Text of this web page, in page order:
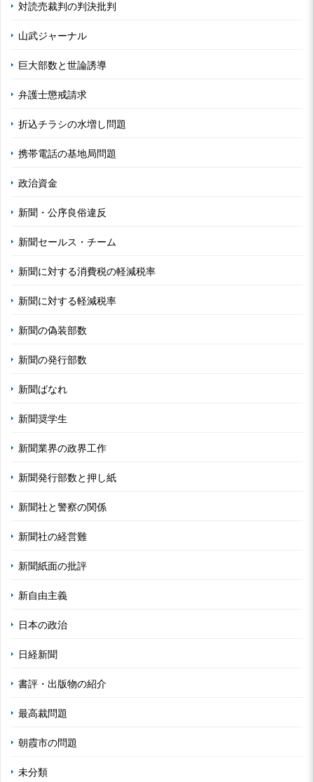
対読売裁判の判決批判
山武ジャーナル
巨大部数と世論誘導
弁護士懲戒請求
折込チラシの水増し問題
携帯電話の基地局問題
政治資金
新聞・公序良俗違反
新聞セールス・チーム
新聞に対する消費税の軽減税率
新聞に対する軽減税率
新聞の偽装部数
新聞の発行部数
新聞ばなれ
新聞奨学生
新聞業界の政界工作
新聞発行部数と押し紙
新聞社と警察の関係
新聞社の経営難
新聞紙面の批評
新自由主義
日本の政治
日経新聞
書評・出版物の紹介
最高裁問題
朝霞市の問題
未分類